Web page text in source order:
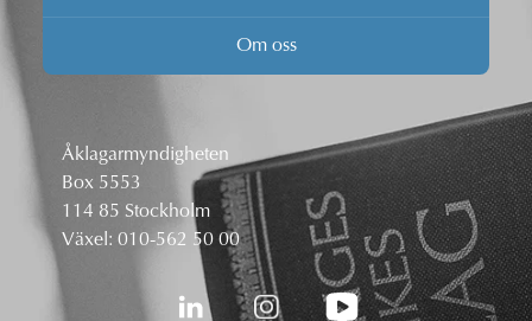
Om oss
Åklagarmyndigheten
Box 5553
114 85 Stockholm
Växel: 010-562 50 00